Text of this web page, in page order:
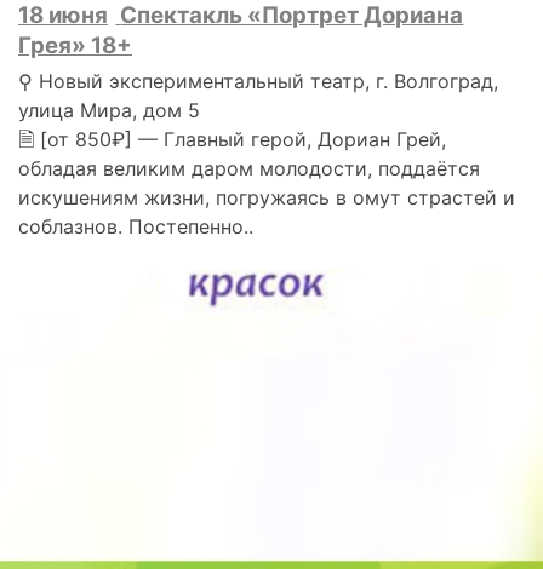
18 июня Спектакль «Портрет Дориана
Грея» 18+
⚲ Новый экспериментальный театр, г. Волгоград,
улица Мира, дом 5
🗎 [от 850₽] — Главный герой, Дориан Грей,
обладая великим даром молодости, поддаётся
искушениям жизни, погружаясь в омут страстей и
соблазнов. Постепенно..